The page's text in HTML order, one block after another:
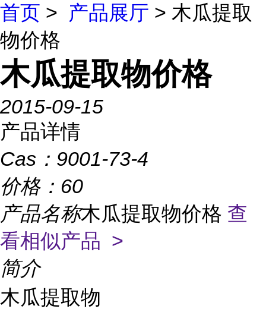
首页 > 产品展厅 > 木瓜提取
物价格
木瓜提取物价格
2015-09-15
产品详情
Cas： 9001-73-4
价格： 60
产品名称木瓜提取物价格 查
看相似产品 >
简介
木瓜提取物